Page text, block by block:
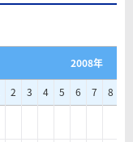
2008年
2 3 4 5 6 7 8